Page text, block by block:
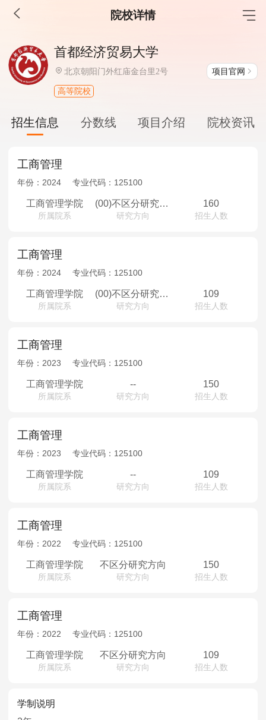
院校详情
MBA工商管理
院校库 考试报名 招生政策 学制学费
报名流程
考试真题
报考经验
MEM工程管理
考试真题
报考经验
院校库 考试报名 招生政策
报名流程
MPAcc会计专硕
院校库 考试报名 招生政策 学制学费
报名流程
考试真题
报考经验 招生简章
MTA旅游管理
院校库 考试报名 招生政策
考试真题
报考经验 招生简章
首都经济贸易大学
北京朝阳门外红庙金台里2号 项目官网
高等院校
招生信息 分数线 项目介绍 院校资讯
工商管理
年份： 2024 专业代码： 125100
工商管理学院
所属院系
(00)不区分研究方向
研究方向
160
招生人数
工商管理
年份： 2024 专业代码： 125100
工商管理学院
所属院系
(00)不区分研究方向
研究方向
109
招生人数
工商管理
年份： 2023 专业代码： 125100
工商管理学院
所属院系
--
研究方向
150
招生人数
工商管理
年份： 2023 专业代码： 125100
工商管理学院
所属院系
--
研究方向
109
招生人数
工商管理
年份： 2022 专业代码： 125100
工商管理学院
所属院系
不区分研究方向
研究方向
150
招生人数
工商管理
年份： 2022 专业代码： 125100
工商管理学院
所属院系
不区分研究方向
研究方向
109
招生人数
学制说明